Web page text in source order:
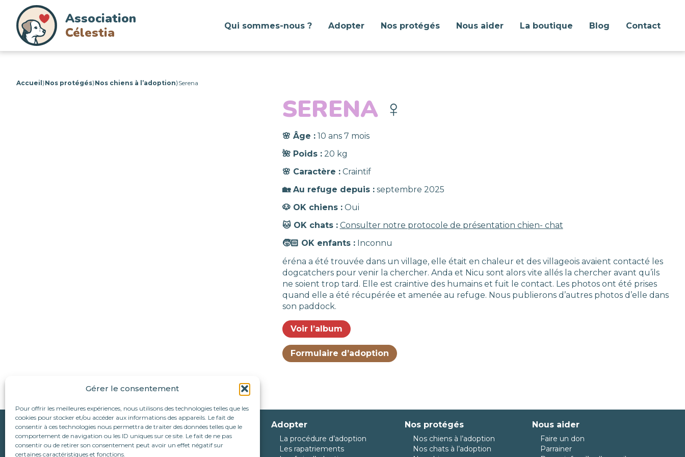
Gérer le consentement
Pour offrir les meilleures expériences, nous utilisons des technologies telles que les
cookies pour stocker et/ou accéder aux informations des appareils. Le fait de
consentir à ces technologies nous permettra de traiter des données telles que le
comportement de navigation ou les ID uniques sur ce site. Le fait de ne pas
consentir ou de retirer son consentement peut avoir un effet négatif sur
certaines caractéristiques et fonctions.
Association
Célestia
Qui sommes-nous ? Adopter Nos protégés Nous aider La boutique Blog Contact
Accueil ⟩Nos protégés⟩Nos chiens à l’adoption⟩Serena
SERENA ♀️
🌸 Âge :10 ans 7 mois
🌺 Poids :20 kg
🌸 Caractère :Craintif
🏡 Au refuge depuis :septembre 2025
🐶 OK chiens :Oui
🐱 OK chats : Consulter notre protocole de présentation chien- chat
🧒🏻 OK enfants :Inconnu
éréna a été trouvée dans un village, elle était en chaleur et des villageois avaient contacté les
dogcatchers pour venir la chercher. Anda et Nicu sont alors vite allés la chercher avant qu’ils
ne soient trop tard. Elle est craintive des humains et fuit le contact. Les photos ont été prises
quand elle a été récupérée et amenée au refuge. Nous publierons d’autres photos d’elle dans
son paddock.
Voir l’album
Formulaire d’adoption
Suivez-nous :
Nous écrire
Qui sommes-nous ?
L’association
Le refuge d’Alina & Anda
Adopter
La procédure d’adoption
Les rapatriements
Nos protégés
Nos chiens à l’adoption
Nos chats à l’adoption
Nous aider
Faire un don
Parrainer